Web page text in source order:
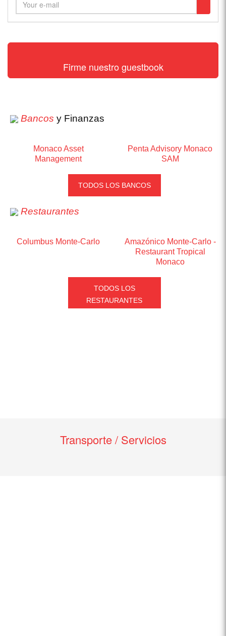
Firme nuestro guestbook
Bancos y Finanzas
Monaco Asset
Management
Penta Advisory Monaco
SAM
TODOS LOS BANCOS
Restaurantes
Columbus Monte-Carlo
Amazónico Monte-Carlo -
Restaurant Tropical
Monaco
TODOS LOS
RESTAURANTES
Transporte / Servicios